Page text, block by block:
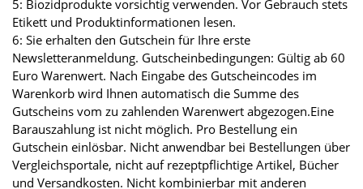
5: Biozidprodukte vorsichtig verwenden. Vor Gebrauch stets
Etikett und Produktinformationen lesen.
6: Sie erhalten den Gutschein für Ihre erste
Newsletteranmeldung. Gutscheinbedingungen: Gültig ab 60
Euro Warenwert. Nach Eingabe des Gutscheincodes im
Warenkorb wird Ihnen automatisch die Summe des
Gutscheins vom zu zahlenden Warenwert abgezogen.Eine
Barauszahlung ist nicht möglich. Pro Bestellung ein
Gutschein einlösbar. Nicht anwendbar bei Bestellungen über
Vergleichsportale, nicht auf rezeptpflichtige Artikel, Bücher
und Versandkosten. Nicht kombinierbar mit anderen